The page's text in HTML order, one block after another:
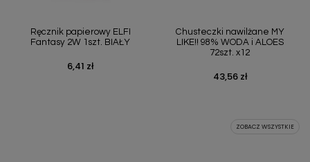
Ręcznik papierowy ELFI
Fantasy 2W 1szt. BIAŁY
Cena
6,41 zł
Chusteczki nawilżane MY
LIKE!! 98% WODA i ALOES
72szt. x12
Cena
43,56 zł
ZOBACZ WSZYSTKIE